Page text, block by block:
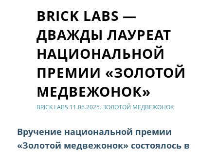
BRICK LABS —
ДВАЖДЫ ЛАУРЕАТ
НАЦИОНАЛЬНОЙ
ПРЕМИИ «ЗОЛОТОЙ
МЕДВЕЖОНОК»
BRICK LABS 11.06.2025. ЗОЛОТОЙ МЕДВЕЖОНОК
Вручение национальной премии
«Золотой медвежонок» состоялось в